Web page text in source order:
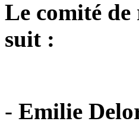
Le comité
suit :
- Emilie